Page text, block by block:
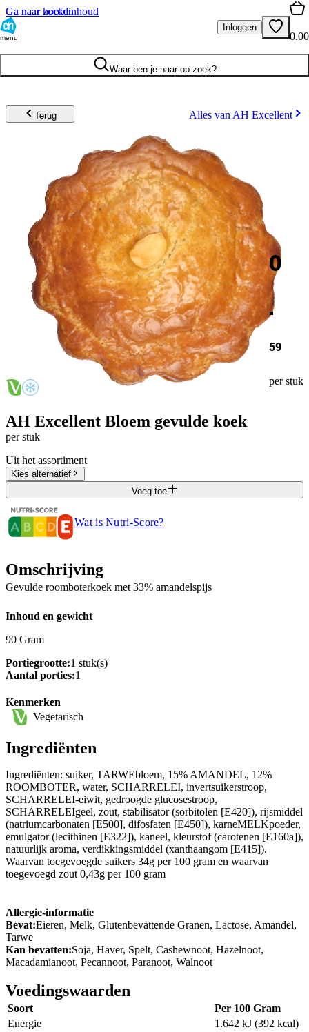
Ga naar hoofdinhoud
Ga naar zoeken
menu
Inloggen
0.00
Waar ben je naar op zoek?
Terug Alles van AH Excellent
0
.
59
per stuk
AH Excellent Bloem gevulde koek
per stuk
Uit het assortiment
Kies alternatief
Voeg toe
Wat is Nutri-Score?
Omschrijving
Gevulde roomboterkoek met 33% amandelspijs
Inhoud en gewicht
90 Gram
Portiegrootte:1 stuk(s)
Aantal porties:1
Kenmerken
Vegetarisch
Ingrediënten
Ingrediënten: suiker, TARWEbloem, 15% AMANDEL, 12%
ROOMBOTER, water, SCHARRELEI, invertsuikerstroop,
SCHARRELEI-eiwit, gedroogde glucosestroop,
SCHARRELEIgeel, zout, stabilisator (sorbitolen [E420]), rijsmiddel
(natriumcarbonaten [E500], difosfaten [E450]), karneMELKpoeder,
emulgator (lecithinen [E322]), kaneel, kleurstof (carotenen [E160a]),
natuurlijk aroma, verdikkingsmiddel (xanthaangom [E415]).
Waarvan toegevoegde suikers 34g per 100 gram en waarvan
toegevoegd zout 0,43g per 100 gram
Allergie-informatie
Bevat:Eieren, Melk, Glutenbevattende Granen, Lactose, Amandel,
Tarwe
Kan bevatten:Soja, Haver, Spelt, Cashewnoot, Hazelnoot,
Macadamianoot, Pecannoot, Paranoot, Walnoot
Voedingswaarden
Soort
Per 100 Gram
Energie
1.642 kJ (392 kcal)